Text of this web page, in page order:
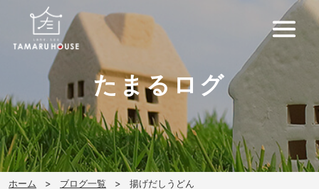
たまるログ
ホーム ブログ一覧 揚げだしうどん